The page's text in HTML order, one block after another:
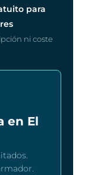
para
ni coste
en El